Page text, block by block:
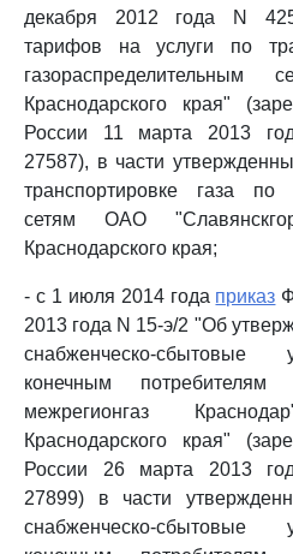
декабря 2012 года N
тарифов на услуги по
Краснодарского края"
России 11 марта 2013
27587), в части
транспортировке газа по
сетям ОАО
Краснодарского края;
- с 1 июля 2014 года приказ
2013 года N 15-э/2 "Об
снабженческо-сбытовые
конечным
межрегионгаз
Краснодарского края"
России 26 марта 2013
27899) в части
снабженческо-сбытовые